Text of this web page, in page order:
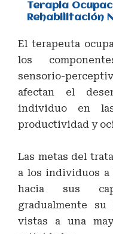
Terapia
Rehabilitación
El terapeuta
los
sensorio-
afectan el
individuo en
productividad y
Las metas del
a los individuos
hacia sus
gradualmente
vistas a una